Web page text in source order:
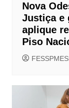
Nova
Justiça e
aplique
Piso